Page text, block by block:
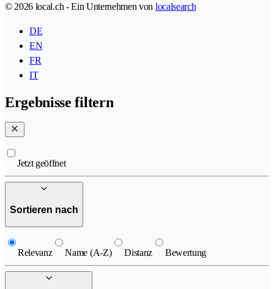
© 2026 local.ch - Ein Unternehmen von localsearch
DE
EN
FR
IT
Ergebnisse filtern
Jetzt geöffnet
Sortieren nach
Relevanz Name (A-Z) Distanz Bewertung